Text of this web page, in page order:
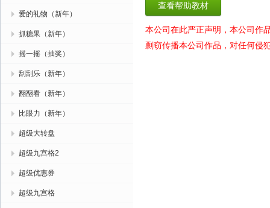
爱的礼物（新年）
抓糖果（新年）
摇一摇（抽奖）
刮刮乐（新年）
翻翻看（新年）
比眼力（新年）
超级大转盘
超级九宫格2
超级优惠券
超级九宫格
查看帮助教材
本公司在此严正声明，本公司作
剽窃传播本公司作品，对任何侵